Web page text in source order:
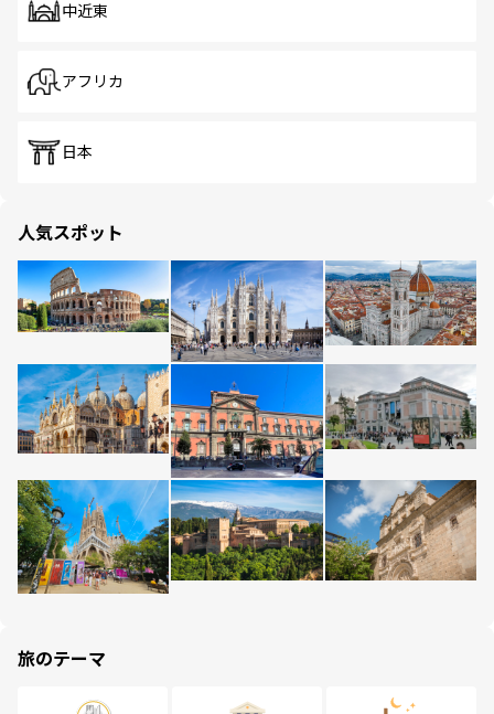
中近東
アフリカ
日本
人気スポット
旅のテーマ